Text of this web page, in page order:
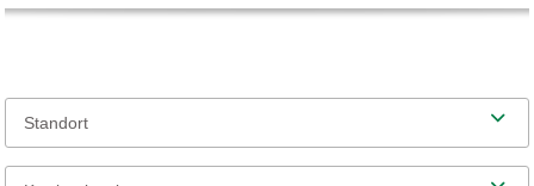
Standort